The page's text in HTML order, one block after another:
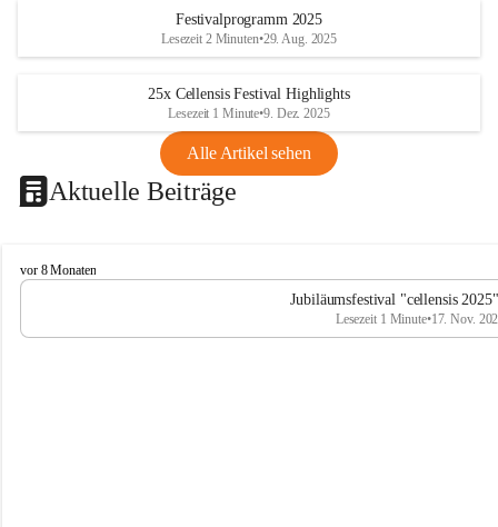
Festivalprogramm 2025
Lesezeit 2 Minuten•29. Aug. 2025
25x Cellensis Festival Highlights
Lesezeit 1 Minute•9. Dez. 2025
Alle Artikel sehen
Aktuelle Beiträge
C
e
l
vor 8 Monaten
Jubiläumsfestival "cellensis
Lesezeit 1 Minute•17. Nov.